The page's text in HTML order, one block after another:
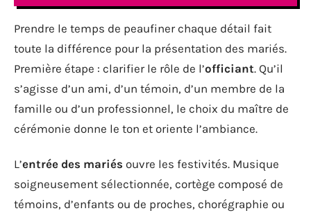
Prendre le temps de peaufiner chaque détail fait
toute la différence pour la présentation des mariés.
Première étape : clarifier le rôle de l’officiant. Qu’il
s’agisse d’un ami, d’un témoin, d’un membre de la
famille ou d’un professionnel, le choix du maître de
cérémonie donne le ton et oriente l’ambiance.
L’entrée des mariés ouvre les festivités. Musique
soigneusement sélectionnée, cortège composé de
témoins, d’enfants ou de proches, chorégraphie ou